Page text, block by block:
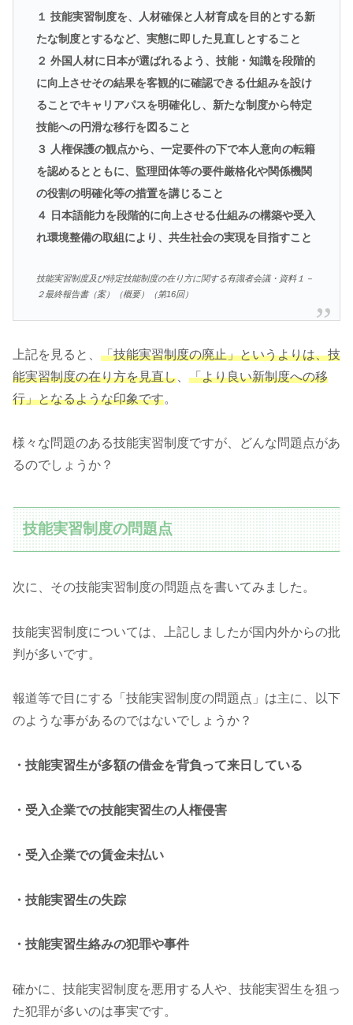
１ 技能実習制度を、人材確保と人材育成を目的とする新
たな制度とするなど、実態に即した見直しとすること
２ 外国人材に日本が選ばれるよう、技能・知識を段階的
に向上させその結果を客観的に確認できる仕組みを設け
ることでキャリアパスを明確化し、新たな制度から特定
技能への円滑な移行を図ること
３ 人権保護の観点から、一定要件の下で本人意向の転籍
を認めるとともに、監理団体等の要件厳格化や関係機関
の役割の明確化等の措置を講じること
４ 日本語能力を段階的に向上させる仕組みの構築や受入
れ環境整備の取組により、共生社会の実現を目指すこと
技能実習制度及び特定技能制度の在り方に関する有識者会議・資料１－
２最終報告書（案）（概要）（第16回）
上記を見ると、 「技能実習制度の廃止」というよりは、技
能実習制度の在り方を見直し
「より良い新制度への移
行」となるような印象です。
様々な問題のある技能実習制度ですが、どんな問題点があ
るのでしょうか？
技能実習制度の問題点
次に、その技能実習制度の問題点を書いてみました。
技能実習制度については、上記しましたが国内外からの批
判が多いです。
報道等で目にする「技能実習制度の問題点」は主に、以下
のような事があるのではないでしょうか？
・技能実習生が多額の借金を背負って来日している
・受入企業での技能実習生の人権侵害
・受入企業での賃金未払い
・技能実習生の失踪
・技能実習生絡みの犯罪や事件
確かに、技能実習制度を悪用する人や、技能実習生を狙っ
た犯罪が多いのは事実です。